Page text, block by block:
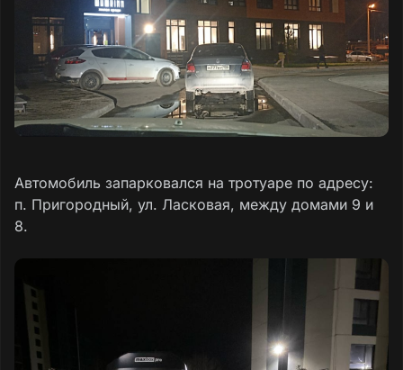
Автомобиль запарковался на тротуаре по адресу:
п. Пригородный, ул. Ласковая, между домами 9 и
8.